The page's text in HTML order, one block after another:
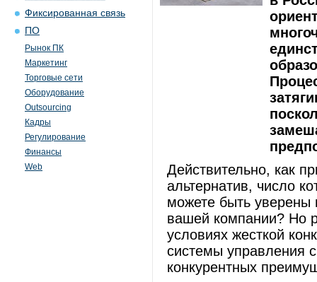
Фиксированная связь
ПО
Рынок ПК
Маркетинг
Торговые сети
Оборудование
Outsourcing
Кадры
Регулирование
Финансы
Web
Действительно, как
альтернатив, число
можете быть уверены
вашей компании? Но
условиях жесткой
системы управления
конкурентных